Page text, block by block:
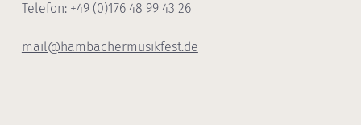
Telefon: +49 (0)176 48 99 43 26
mail@hambachermusikfest.de